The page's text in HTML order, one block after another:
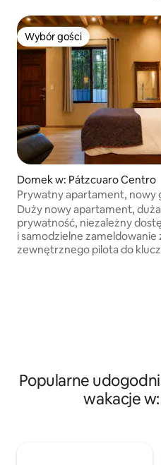
Wybór gości
Wybór gości
Domek w: Pátzcuaro Centro
Prywatny apartament, nowy
doskonała lokalizacja.
Duży nowy apartament, duża
prywatność, niezależny
i samodzielne zameldowanie
zewnętrznego pilota do
obok, a okolica jest bardzo
Prywatne przyjazdy i szybkie
Popularne
wakacje